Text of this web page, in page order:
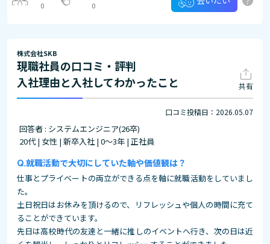
0
0
株式会社SKB
現職社員の口コミ・評判
入社理由と入社してわかったこと
共有
口コミ投稿日：2026.05.07
回答者 : システムエンジニア(26卒)
20代 | 女性 | 新卒入社 | 0～3年 | 正社員
就職活動で大切にしていた軸や価値観は？
仕事とプライベートの両立ができる点を軸に就職活動をしていまし
た。
土日祝日はお休みを頂けるので、リフレッシュや個人の時間に充て
ることができています。
先日は高校時代の友達と一緒に推しのイベントへ行き、次の日は近